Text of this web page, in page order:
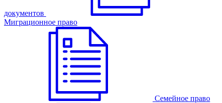
документов
Миграционное право
Семейное право